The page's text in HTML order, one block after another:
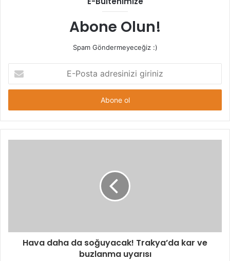
Abone Olun!
Spam Göndermeyeceğiz :)
Posta
adresinizi
Hava daha da soğuyacak! Trakya’da kar ve
buzlanma uyarısı